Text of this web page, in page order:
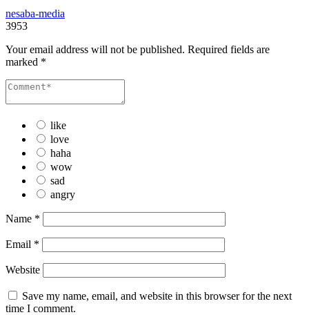
nesaba-media
3953
Your email address will not be published. Required fields are
marked *
like
love
haha
wow
sad
angry
Name *
Email *
Website
Save my name, email, and website in this browser for the next
time I comment.